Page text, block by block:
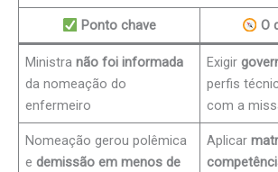
Ponto chave O
Ministranão foi informada
da nomeação do
enfermeiro
Exigir
perfis
com a
Nomeação gerou polêmica
edemissão em menos de
Aplicar